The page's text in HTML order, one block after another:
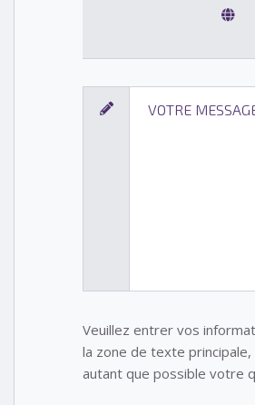
Veuillez entrer vos
la zone de texte
autant que possible votre